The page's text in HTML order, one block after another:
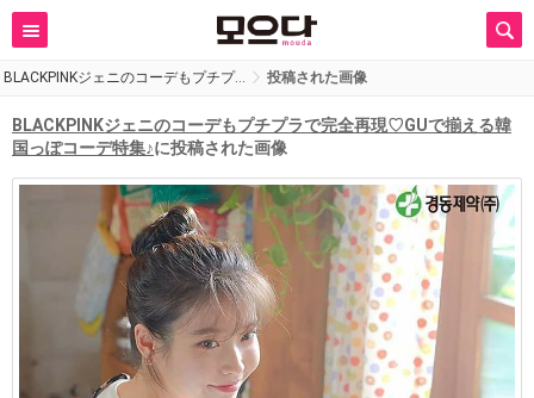
BLACKPINKジェニのコーデもプチプ… 投稿された画像
BLACKPINKジェニのコーデもプチプラで完全再現♡GUで揃える韓
国っぽコーデ特集♪に投稿された画像